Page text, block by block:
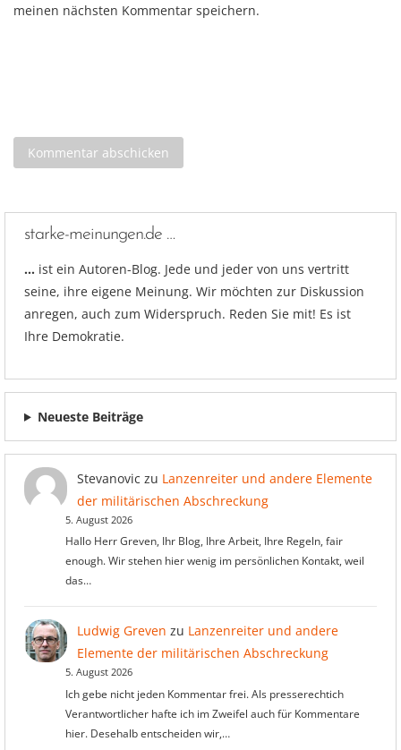
meinen nächsten Kommentar speichern.
starke-meinungen.de …
… ist ein Autoren-Blog. Jede und jeder von uns vertritt
seine, ihre eigene Meinung. Wir möchten zur Diskussion
anregen, auch zum Widerspruch. Reden Sie mit! Es ist
Ihre Demokratie.
Neueste Beiträge
Stevanovic zu Lanzenreiter und andere Elemente
der militärischen Abschreckung
5. August 2026
Hallo Herr Greven, Ihr Blog, Ihre Arbeit, Ihre Regeln, fair
enough. Wir stehen hier wenig im persönlichen Kontakt, weil
das…
Ludwig Greven zu Lanzenreiter und andere
Elemente der militärischen Abschreckung
5. August 2026
Ich gebe nicht jeden Kommentar frei. Als presserechtich
Verantwortlicher hafte ich im Zweifel auch für Kommentare
hier. Desehalb entscheiden wir,…